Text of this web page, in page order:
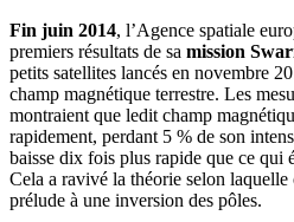
Fin juin 2014, l’Agence spatiale
premiers résultats de sa mission
petits satellites lancés en novembre
champ magnétique terrestre. Les
montraient que ledit champ
rapidement, perdant 5 % de son
baisse dix fois plus rapide que ce qui
Cela a ravivé la théorie selon
prélude à une inversion des pôles.